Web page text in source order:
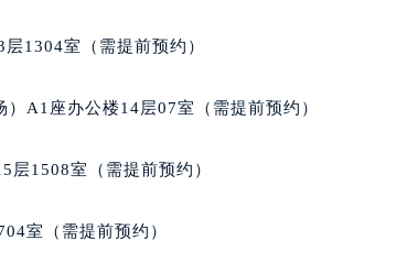
心（需提前预约）
中心（需提前预约）
中心（需提前预约）
务中心（需提前预约）
1304室（需提前预约）
A1座办公楼14层07室（需提前预约）
1508室（需提前预约）
室（需提前预约）